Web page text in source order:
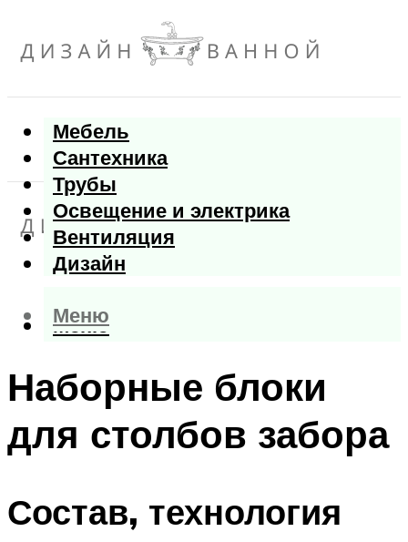
Мебель
Сантехника
Трубы
Освещение и электрика
Вентиляция
Дизайн
Меню
Меню
Наборные блоки
для столбов забора
Состав, технология